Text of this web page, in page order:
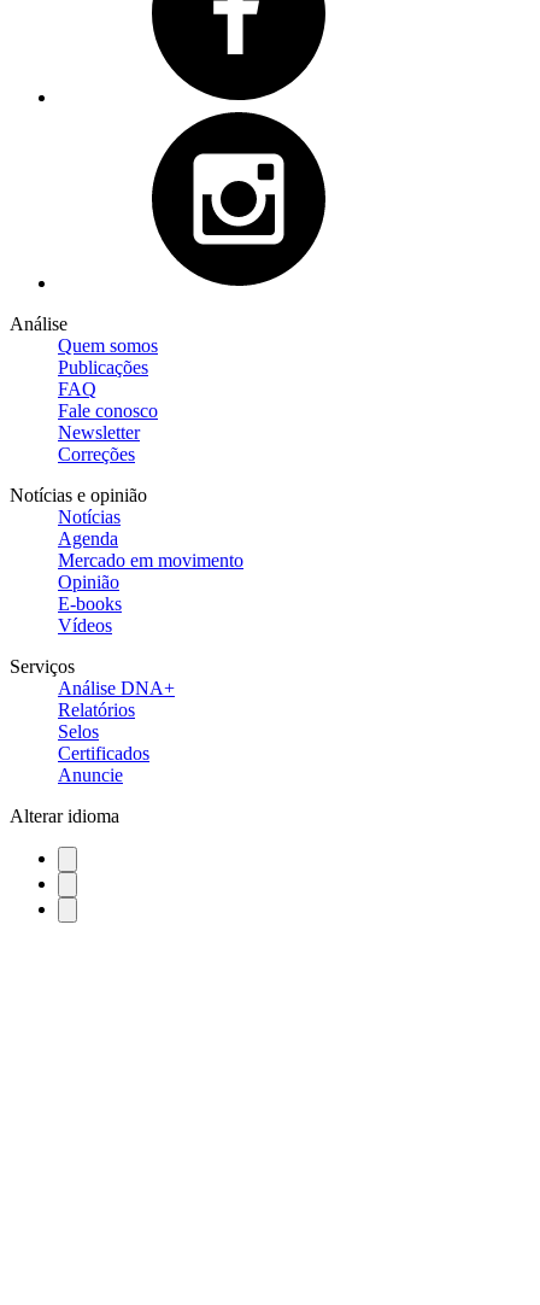
Análise
Quem somos
Publicações
FAQ
Fale conosco
Newsletter
Correções
Notícias e opinião
Notícias
Agenda
Mercado em movimento
Opinião
E-books
Vídeos
Serviços
Análise DNA+
Relatórios
Selos
Certificados
Anuncie
Alterar idioma